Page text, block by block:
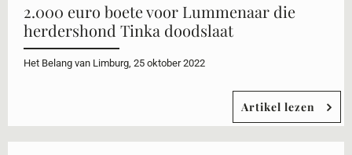
2.000 euro boete voor Lummenaar die
herdershond Tinka doodslaat
Het Belang van Limburg, 25 oktober 2022
Artikel lezen